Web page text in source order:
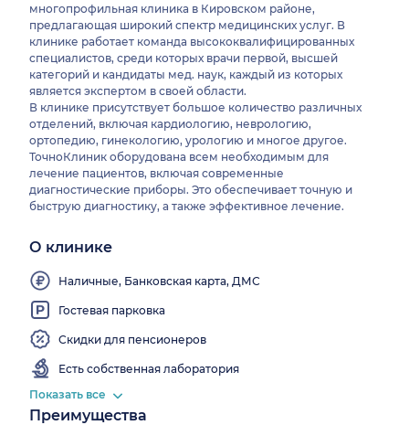
многопрофильная клиника в Кировском районе,
предлагающая широкий спектр медицинских услуг. В
клинике работает команда высококвалифицированных
специалистов, среди которых врачи первой, высшей
категорий и кандидаты мед. наук, каждый из которых
является экспертом в своей области.
В клинике присутствует большое количество различных
отделений, включая кардиологию, неврологию,
ортопедию, гинекологию, урологию и многое другое.
ТочноКлиник оборудована всем необходимым для
лечение пациентов, включая современные
диагностические приборы. Это обеспечивает точную и
быструю диагностику, а также эффективное лечение.
О клинике
Наличные, Банковская карта, ДМС
Гостевая парковка
Скидки для пенсионеров
Есть собственная лаборатория
Врачи
выезжают
на дом
Показать все
Преимущества